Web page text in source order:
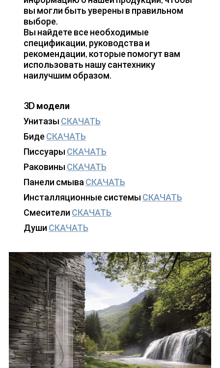
вы могли быть уверены в правильном
выборе.
Вы найдете все необходимые
спецификации, руководства и
рекомендации, которые помогут вам
использовать нашу сантехнику
наилучшим образом.
3D модели
Унитазы СКАЧАТЬ
БидеСКАЧАТЬ
Писсуары СКАЧАТЬ
Раковины СКАЧАТЬ
Панели смыва СКАЧАТЬ
Инсталляционные системы СКАЧАТЬ
Смесители СКАЧАТЬ
Души СКАЧАТЬ